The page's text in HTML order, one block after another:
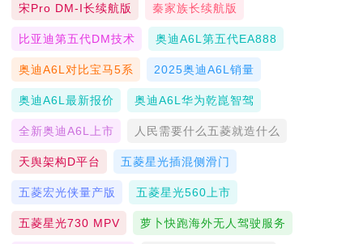
宋Pro DM-I长续航版 秦家族长续航版
比亚迪第五代DM技术 奥迪A6L第五代EA888
奥迪A6L对比宝马5系 2025奥迪A6L销量
奥迪A6L最新报价 奥迪A6L华为乾崑智驾
全新奥迪A6L上市 人民需要什么五菱就造什么
天舆架构D平台 五菱星光插混侧滑门
五菱宏光侠量产版 五菱星光560上市
五菱星光730 MPV 萝卜快跑海外无人驾驶服务